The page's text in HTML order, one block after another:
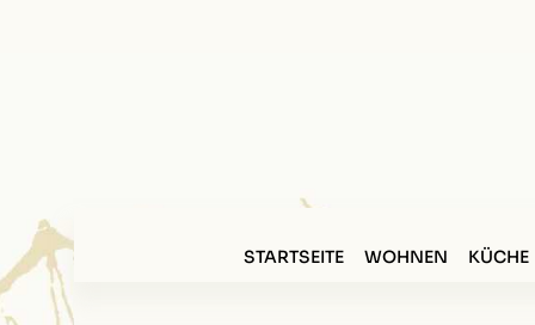
STARTSEITE WOHNEN KÜCHE